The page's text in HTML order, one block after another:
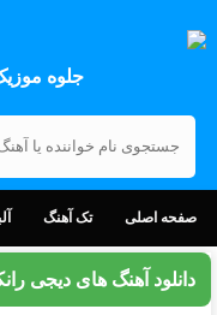
جلوه
صفحه اصلی تک آهنگ
دانلود آهنگ های دیجی